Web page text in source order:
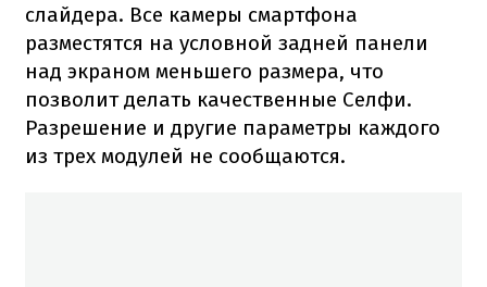
слайдера. Все камеры смартфона
разместятся на условной задней панели
над экраном меньшего размера, что
позволит делать качественные Селфи.
Разрешение и другие параметры каждого
из трех модулей не сообщаются.